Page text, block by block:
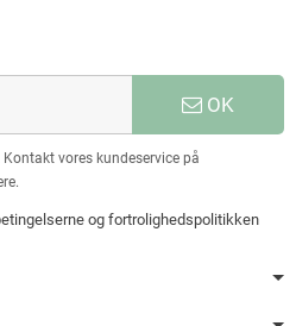
OK
vores kundeservice på
og fortrolighedspolitikken